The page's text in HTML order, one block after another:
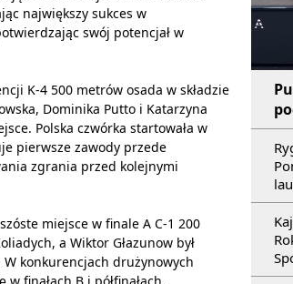
największy sukces w
swój potencjał w
K-4 500 metrów osada w składzie
Dominika Putto i Katarzyna
Polska czwórka startowała w
pierwsze zawody przede
zgrania przed kolejnymi
miejsce w finale A C-1 200
a Wiktor Głazunow był
konkurencjach drużynowych